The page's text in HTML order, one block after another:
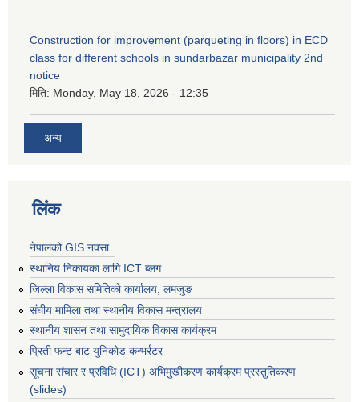
Construction for improvement (parqueting in floors) in ECD
class for different schools in sundarbazar municipality 2nd
notice
मिति: Monday, May 18, 2026 - 12:35
अन्य
लिंक
नेपालको GIS नक्सा
स्थानिय निकायका लागि ICT ब्लग
जिल्ला विकास समितिको कार्यालय, लमजुङ
संघीय मामिला तथा स्थानीय विकास मन्त्रालय
स्थानीय शासन तथा सामुदायिक विकास कार्यक्रम
प्रिती फन्ट बाट युनिकोड कन्भर्रटर
सूचना संचार र प्रविधि (ICT) अभिमुखीकरण कार्यक्रम प्रस्तुतिकरण
(slides)